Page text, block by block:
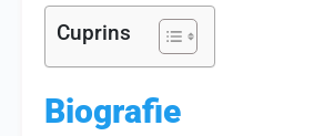
Cuprins
Biografie